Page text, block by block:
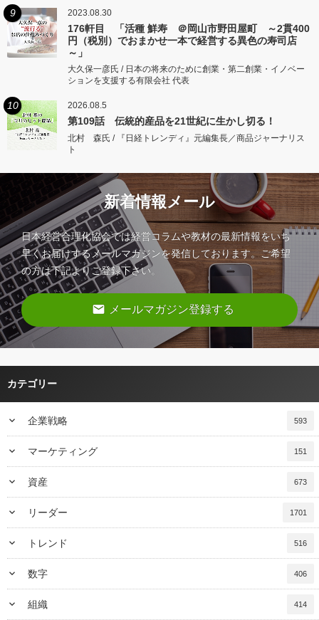
9 2023.08.30
176軒目 「活種 鮮寿 ＠岡山市野田屋町 ～2貫400
円（税別）でおまかせ一本で経営する異色の寿司店
～」
大久保一彦氏 / 日本の将来のために創業・第二創業・イノベー
ションを支援する有限会社 代表
10 2026.08.5
第109話 伝統的産品を21世紀に生かし切る！
北村 森氏 / 『日経トレンディ』元編集長／商品ジャーナリス
ト
新着情報メール
日本経営合理化協会では経営コラムや教材の最新情報をいち
早くお届けするメールマガジンを発信しております。ご希望
の方は下記よりご登録下さい。
email メールマガジン登録する
カテゴリー
keyboard_arrow_down 企業戦略 593
keyboard_arrow_down マーケティング 151
keyboard_arrow_down 資産 673
keyboard_arrow_down リーダー 1701
keyboard_arrow_down トレンド 516
keyboard_arrow_down 数字 406
keyboard_arrow_down 組織 414